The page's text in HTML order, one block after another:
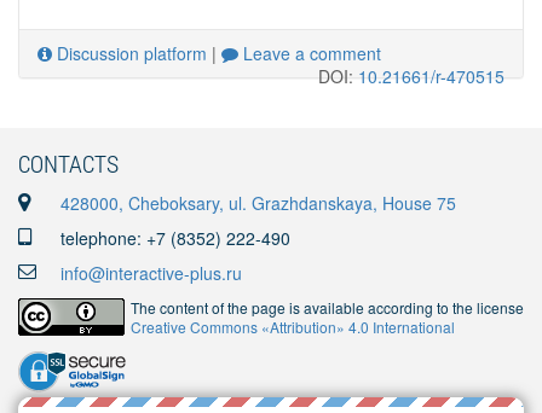
Discussion platform |
Leave a comment
DOI:10.21661/r-470515
CONTACTS
428000, Cheboksary, ul. Grazhdanskaya, House 75
telephone: +7 (8352) 222-490
info@interactive-plus.ru
The content of the page is available according to the license
Creative Commons «Attribution» 4.0 International